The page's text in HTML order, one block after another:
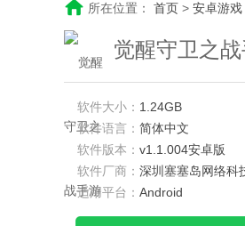
所在位置： 首页 > 安卓游戏
觉醒守卫之
软件大小： 1.24GB
软件语言： 简体中文
软件版本： v1.1.004安卓版
软件厂商： 深圳塞塞岛网络科
适用平台： Android